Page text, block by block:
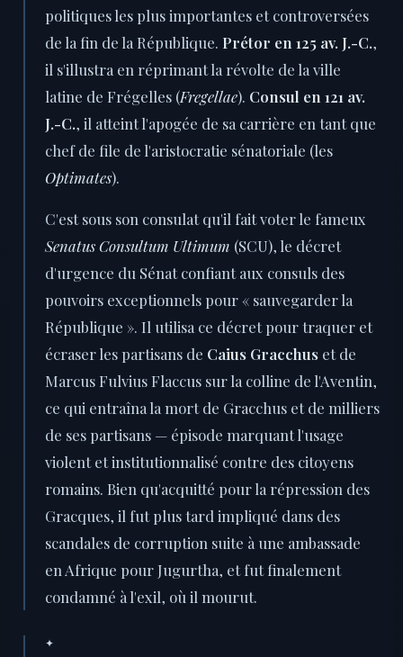
politiques les plus importantes et controversées
de la fin de la République. Prétor en 125 av. J.-C.,
il s'illustra en réprimant la révolte de la ville
latine de Frégelles (Fregellae). Consul en 121 av.
J.-C., il atteint l'apogée de sa carrière en tant que
chef de file de l'aristocratie sénatoriale (les
Optimates).
C'est sous son consulat qu'il fait voter le fameux
Senatus Consultum Ultimum (SCU), le décret
d'urgence du Sénat confiant aux consuls des
pouvoirs exceptionnels pour « sauvegarder la
République ». Il utilisa ce décret pour traquer et
écraser les partisans de Caius Gracchus et de
Marcus Fulvius Flaccus sur la colline de l'Aventin,
ce qui entraîna la mort de Gracchus et de milliers
de ses partisans — épisode marquant l'usage
violent et institutionnalisé contre des citoyens
romains. Bien qu'acquitté pour la répression des
Gracques, il fut plus tard impliqué dans des
scandales de corruption suite à une ambassade
en Afrique pour Jugurtha, et fut finalement
condamné à l'exil, où il mourut.
✦